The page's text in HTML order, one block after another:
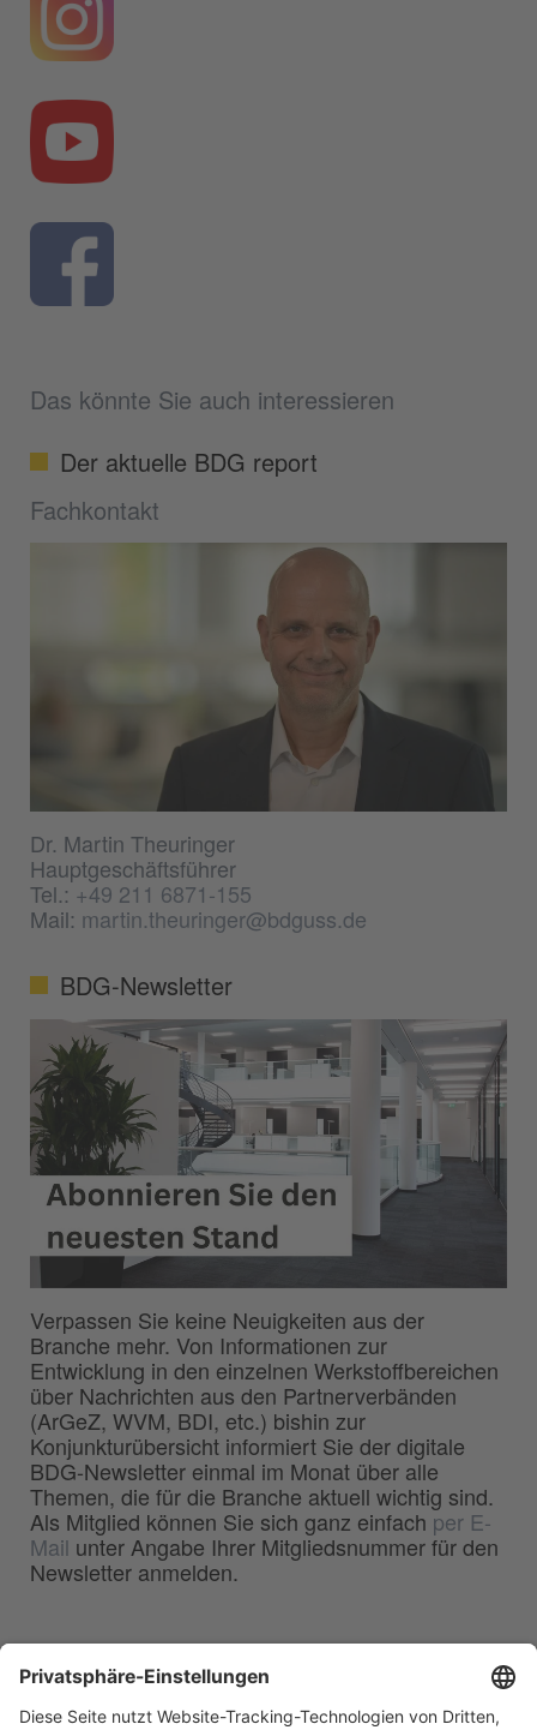
Das könnte Sie auch interessieren
Der aktuelle BDG report
Fachkontakt
Dr. Martin Theuringer
Hauptgeschäftsführer
Tel.:+49 211 6871-155
Mail: martin.theuringer@bdguss.de
BDG-Newsletter
Verpassen Sie keine Neuigkeiten aus der
Branche mehr. Von Informationen zur
Entwicklung in den einzelnen Werkstoffbereichen
über Nachrichten aus den Partnerverbänden
(ArGeZ, WVM, BDI, etc.) bishin zur
Konjunkturübersicht informiert Sie der digitale
BDG-Newsletter einmal im Monat über alle
Themen, die für die Branche aktuell wichtig sind.
Als Mitglied können Sie sich ganz einfach per E-
Mail unter Angabe Ihrer Mitgliedsnummer für den
Newsletter anmelden.